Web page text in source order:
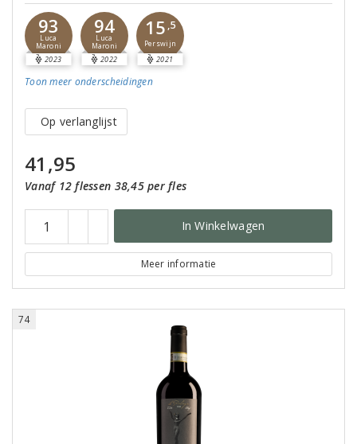
93
Luca
Maroni
2023
94
Luca
Maroni
2022
15 ,5
Perswijn
2021
Toon meer onderscheidingen
Op verlanglijst
41,95
Vanaf 12 flessen 38,45 per fles
In Winkelwagen
Meer informatie
74